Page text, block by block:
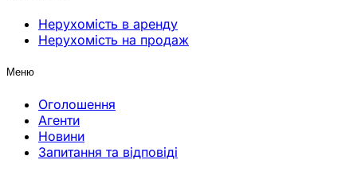
Нерухомість в аренду
Нерухомість на продаж
Меню
Оголошення
Агенти
Новини
Запитання та відповіді